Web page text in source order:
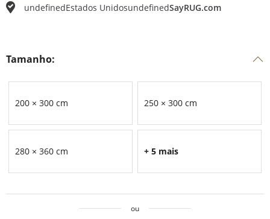
undefinedEstados UnidosundefinedSayRUG.com
Tamanho:
200 × 300 cm 250 × 300 cm
280 × 360 cm + 5 mais
ou